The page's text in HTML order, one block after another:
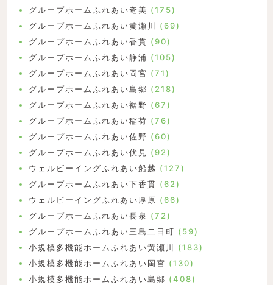
グループホームふれあい奄美 (175)
グループホームふれあい黄瀬川
(69)
グループホームふれあい香貫 (90)
グループホームふれあい静浦 (105)
グループホームふれあい岡宮 (71)
グループホームふれあい島郷 (218)
グループホームふれあい裾野 (67)
グループホームふれあい稲荷 (76)
グループホームふれあい佐野 (60)
グループホームふれあい伏見
(92)
ウェルビーイングふれあい船越 (127)
グループホームふれあい下香貫 (62)
ウェルビーイングふれあい厚原 (66)
グループホームふれあい長泉 (72)
グループホームふれあい三島二日町 (59)
小規模多機能ホームふれあい黄瀬川
(183)
小規模多機能ホームふれあい岡宮 (130)
小規模多機能ホームふれあい島郷 (408)